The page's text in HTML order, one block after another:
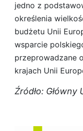
jedno z
określenia
budżetu Unii
wsparcie
przeprowadzane
krajach Unii
Źródło: